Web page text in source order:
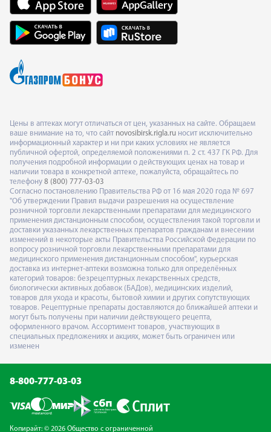
Цены в аптеках могут отличаться от цен, указанных на сайте. Обращаем
ваше внимание на то, что сайт novosibirsk.rigla.ru носит исключительно
информационный характер и ни при каких условиях не является
публичной офертой, определяемой положениями п. 2 ст. 437 ГК РФ. Для
получения подробной информации о действующих ценах на товар и
наличии товара в конкретной аптеке, пожалуйста, обращайтесь по
телефону 8 (800) 777-03-03
Согласно постановлению Правительства РФ от 16 мая 2020 года № 697
"Об утверждении Правил выдачи разрешения на осуществление
розничной торговли лекарственными препаратами для медицинского
применения дистанционным способом, осуществления такой торговли и
доставки указанных лекарственных препаратов гражданам и внесении
изменений в некоторые акты Правительства Российской Федерации по
вопросу розничной торговли лекарственными препаратами для
медицинского применения дистанционным способом", курьерская
доставка из интернет-аптеки возможна только для определённых
категорий товаров: безрецептурных лекарственных средств,
биологически активных добавок (БАДов), медицинских изделий,
товаров для ухода и красоты, бытовой химии и других сопутствующих
товаров. Рецептурные препараты доставляются до ближайшей аптеки и
могут быть получены при наличии действующего рецепта,
оформленного врачом. Ассортимент товаров, участвующих в
специальных предложениях и акциях, может быть ограничен или
изменен
8-800-777-03-03
Копирайт: © 2026 Общество с ограниченной